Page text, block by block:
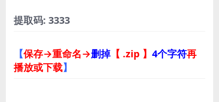
提取码: 3333
【保存→重命名→删掉【 .zip 】 4个字符再
播放或下载】